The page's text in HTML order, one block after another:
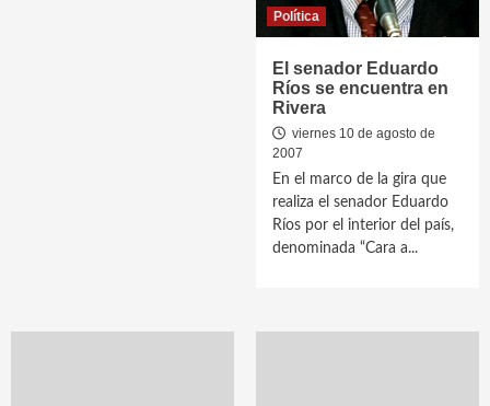
Política
El senador Eduardo
Ríos se encuentra en
Rivera
viernes 10 de agosto de
2007
En el marco de la gira que
realiza el senador Eduardo
Ríos por el interior del país,
denominada “Cara a...